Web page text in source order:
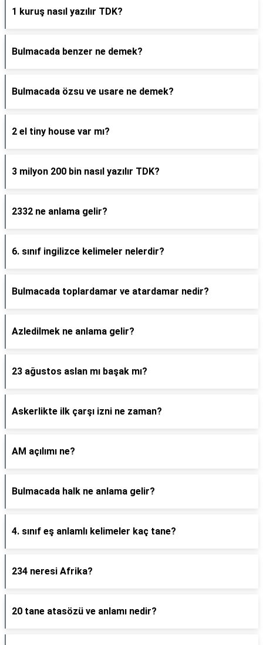
1 kuruş nasıl yazılır TDK?
Bulmacada benzer ne demek?
Bulmacada özsu ve usare ne demek?
2 el tiny house var mı?
3 milyon 200 bin nasıl yazılır TDK?
2332 ne anlama gelir?
6. sınıf ingilizce kelimeler nelerdir?
Bulmacada toplardamar ve atardamar nedir?
Azledilmek ne anlama gelir?
23 ağustos aslan mı başak mı?
Askerlikte ilk çarşı izni ne zaman?
AM açılımı ne?
Bulmacada halk ne anlama gelir?
4. sınıf eş anlamlı kelimeler kaç tane?
234 neresi Afrika?
20 tane atasözü ve anlamı nedir?